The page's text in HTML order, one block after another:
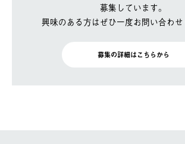
募集しています。
興味のある方はぜひ一度お問い合わせ
募集の詳細はこちらから